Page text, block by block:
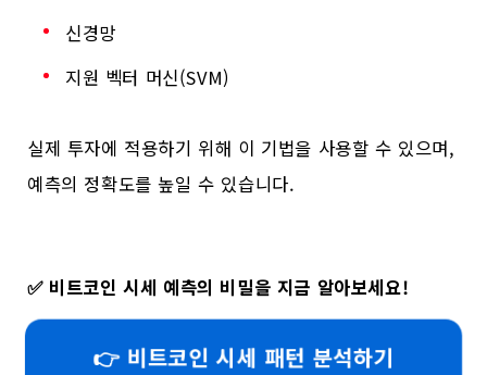
신경망
지원 벡터 머신(SVM)
실제 투자에 적용하기 위해 이 기법을 사용할 수 있으며,
예측의 정확도를 높일 수 있습니다.
✅ 비트코인 시세 예측의 비밀을 지금 알아보세요!
👉 비트코인 시세 패턴 분석하기